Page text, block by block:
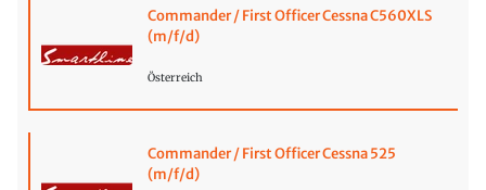
Commander / First Officer Cessna C560XLS
(m/f/d)
Österreich
Commander / First Officer Cessna 525
(m/f/d)